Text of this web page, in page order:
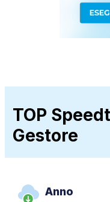
TOP
Gestore
Anno